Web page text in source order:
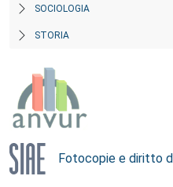
SOCIOLOGIA
STORIA
Fotocopie e diritto